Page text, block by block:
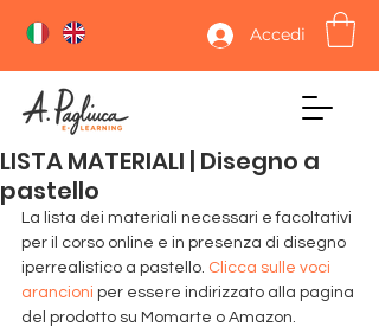
Accedi
LISTA MATERIALI | Disegno a
pastello
La lista dei materiali necessari e facoltativi
per il corso online e in presenza di disegno
iperrealistico a pastello. Clicca sulle voci
arancioni per essere indirizzato alla pagina
del prodotto su Momarte o Amazon.